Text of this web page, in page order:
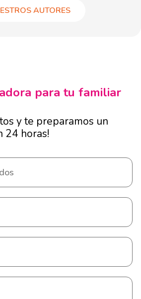
AUTORES
para tu familiar
y te preparamos un
24 horas!